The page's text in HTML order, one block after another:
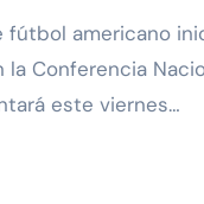
la Conferencia
este viernes…